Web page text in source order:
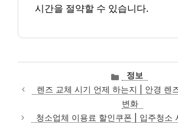
시간을 절약할 수 있습니다.
카
테
고
리
정보
렌즈 교체 시기 언제 하는지 | 안경 렌
변화
청소업체 이용료 할인쿠폰 | 입주청소